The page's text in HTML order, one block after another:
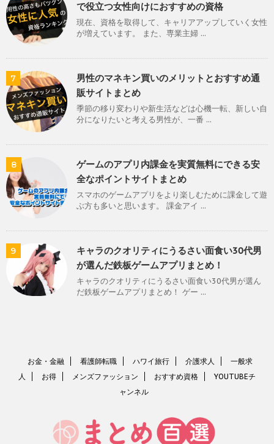
で役立つ女性向けにおすすめの資格
現在、資格を取得して、キャリアアップしていく女性
が増えています。 また、専業主婦 ...
7
男性のマネキン買いのメリットとおすすめ通
販サイトまとめ
季節の移り変わりや新生活などは心機一転、新しい自
分になりたいと考える男性が、一番 ...
8
ゲームのアプリ内課金を実質無料にできる安
全なポイントサイトまとめ
スマホのゲームアプリをより楽しむために課金して遊
ぶ方も多いと思います。 課金アイ ...
9
キャラのクオリティにうるさい面食い30代男
が選んだ鉄板ゲームアプリまとめ！
キャラのクオリティにうるさい面食い30代男が選ん
だ鉄板ゲームアプリまとめ！ ゲー ...
お金・金融 看護師転職 ハワイ旅行 介護求人
一般求
人
お得 メンズファッション おすすめ資格
YOUTUBEチ
ャンネル